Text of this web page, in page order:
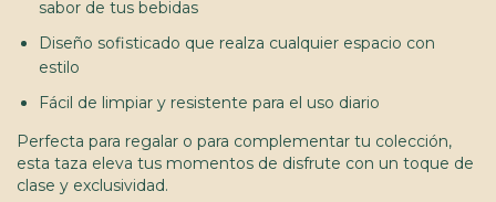
sabor de tus bebidas
Diseño sofisticado que realza cualquier espacio con
estilo
Fácil de limpiar y resistente para el uso diario
Perfecta para regalar o para complementar tu colección,
esta taza eleva tus momentos de disfrute con un toque de
clase y exclusividad.